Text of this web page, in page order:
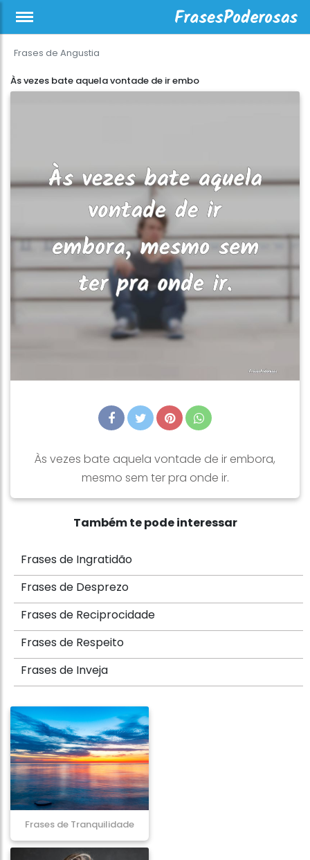
Frases de Angustia
Às vezes bate aquela vontade de ir embo
Às vezes bate aquela vontade de ir embora,
mesmo sem ter pra onde ir.
Também te pode interessar
Frases de Ingratidão
Frases de Desprezo
Frases de Reciprocidade
Frases de Respeito
Frases de Inveja
Frases de Tranquilidade